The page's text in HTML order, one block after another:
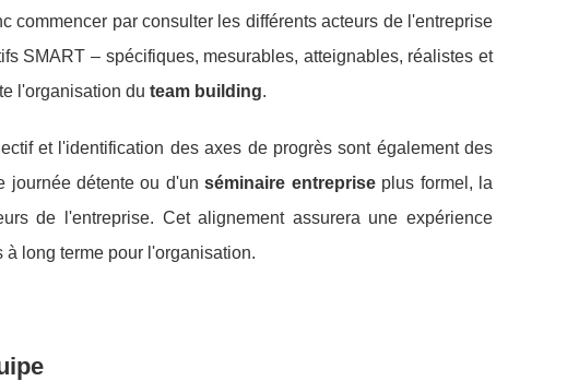
commencer par consulter les différents acteurs de l'entreprise
SMART – spécifiques, mesurables, atteignables, réalistes et
l'organisation du team building.
et l'identification des axes de progrès sont également des
journée détente ou d'unséminaire entrepriseplus formel, la
de l'entreprise. Cet alignement assurera une expérience
long terme pour l'organisation.